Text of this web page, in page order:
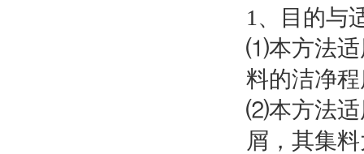
1、目的与
⑴本方法适
料的洁净
⑵本方法适
屑，其集